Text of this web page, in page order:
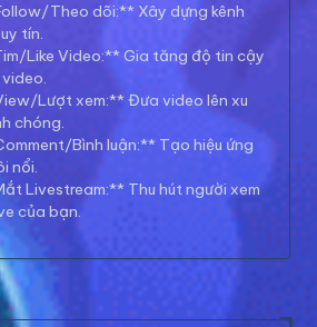
Theo dõi:** Xây dựng kênh
tín.
Like Video:** Gia tăng độ tin cậy
Lượt xem:** Đưa video lên xu
chóng.
Bình luận:** Tạo hiệu ứng
nổi.
Livestream:** Thu hút người xem
của bạn.